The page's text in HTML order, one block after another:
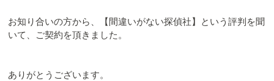
お知り合いの方から、【間違いがない探偵社】という評判を聞
いて、ご契約を頂きました。
ありがとうございます。